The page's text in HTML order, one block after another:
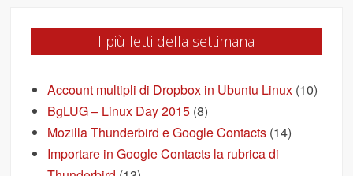
I più letti della settimana
Account multipli di Dropbox in Ubuntu Linux (10)
BgLUG – Linux Day 2015 (8)
Mozilla Thunderbird e Google Contacts (14)
Importare in Google Contacts la rubrica di